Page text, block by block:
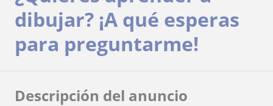
dibujar? ¡A qué esperas
para preguntarme!
Descripción del anuncio